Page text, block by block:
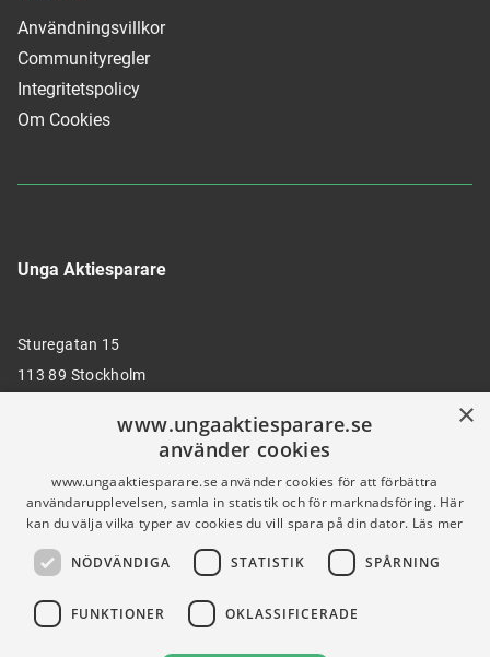
Unga Aktiesparare
Sturegatan 15
113 89 Stockholm
info@ungaaktiesparare.se
Följ oss gärna på sociala medier
Användningsvillkor
Communityregler
Integritetspolicy
Om Cookies
×
www.ungaaktiesparare.se
använder cookies
www.ungaaktiesparare.se använder cookies för att förbättra
användarupplevelsen, samla in statistik och för marknadsföring. Här
kan du välja vilka typer av cookies du vill spara på din dator. Läs mer
NÖDVÄNDIGA STATISTIK SPÅRNING
FUNKTIONER OKLASSIFICERADE